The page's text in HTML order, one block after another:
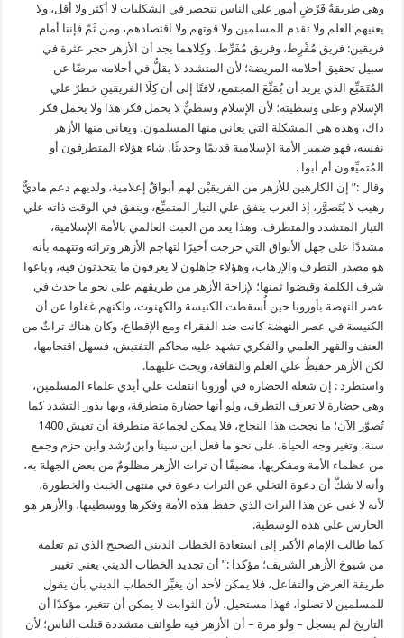
وهي طريقةُ فَرْضِ أمور علي الناس تنحصر في الشكليات لا أكثر ولا أقل، ولا
يعنيهم العلم ولا تقدم المسلمين ولا قوتهم ولا اقتصادهم، ومن ثَمَّ فإننا أمام
فريقين: فريق مُفْرِط، وفريق مُفَرِّط، وكِلاهما يجد أن الأزهر حجر عثرة في
سبيل تحقيق أحلامه المريضة؛ لأن المتشدد لا يقلُّ في أحلامه مرضًا عن
المُتَمَيِّع الذي يريد أن يُمَيِّعَ المجتمع، لافتًا إلى أن كِلَا الفريقينِ خطرٌ علي
الإسلام وعلى وسطيته؛ لأن الإسلام وسطيٌّ لا يحمل فكر هذا ولا يحمل فكر
ذاك، وهذه هي المشكلة التي يعاني منها المسلمون، ويعاني منها الأزهر
نفسه، فهو ضمير الأمة الإسلامية قديمًا وحديثًا، شاء هؤلاء المتطرفون أو
المُتميِّعون أم أبوا .
وقال :” إن الكارهين للأزهر من الفريقيْن لهم أبواقٌ إعلامية، ولديهم دعم ماديٌّ
رهيب لا يُتَصوَّر، إذ الغرب ينفق علي التيار المتميِّع، وينفق في الوقت ذاته علي
التيار المتشدد والمتطرف، وهذا يعد من العبث العالمي بالأمة الإسلامية،
مشددًا على جهل الأبواق التي خرجت أخيرًا لتهاجم الأزهر وتراثه وتتهمه بأنه
هو مصدر التطرف والإرهاب، وهؤلاء جاهلون لا يعرفون ما يتحدثون فيه، وباعوا
شرف الكلمة وقبضوا ثمنها؛ لإزاحة الأزهر من طريقهم على نحو ما حدث في
عصر النهضة بأوروبا حين أُسقطت الكنيسة والكهنوت، ولكنهم غفلوا عن أن
الكنيسة في عصر النهضة كانت ضد الفقراء ومع الإقطاع، وكان هناك تراثٌ من
العنف والقهر العلمي والفكري تشهد عليه محاكم التفتيش، فسهل اقتحامها،
لكن الأزهر حفيظٌ علي العلم والثقافة، ويحث عليهما.
واستطرد : إن شعلة الحضارة في أوروبا انتقلت علي أيدي علماء المسلمين،
وهي حضارة لا تعرف التطرف، ولو أنها حضارة متطرفة، وبها بذور التشدد كما
تُصوَّر الآن؛ ما نجحت هذا النجاح، فلا يمكن لجماعة متطرفة أن تعيش 1400
سنة، وتغير وجه الحياة، على نحو ما فعل ابن سينا وابن رُشد وابن حزم وجمع
من عظماء الأمة ومفكريها، مضيفًا أن تراث الأزهر مظلومٌ من بعض الجهلة به،
وأنه لا شكَّ أن دعوة التخلي عن التراث دعوة في منتهى الخبث والخطورة،
لأنه لا غنى عن هذا التراث الذي حفظ هذه الأمة وفكرها ووسطيتها، والأزهر هو
الحارس على هذه الوسطية.
كما طالب الإمام الأكبر إلى استعادة الخطاب الديني الصحيح الذي تم تعلمه
من شيوخ الأزهر الشريف؛ مؤكدا :” أن تجديد الخطاب الديني يعني تغيير
طريقة العرض والتفاعل، فلا يمكن لأحد أن يغيِّر الخطاب الديني بأن يقول
للمسلمين لا تصلوا، فهذا مستحيل، لأن الثوابت لا يمكن أن تتغير، مؤكدًا أن
التاريخ لم يسجل – ولو مرة – أن الأزهر فيه طوائف متشددة قتلت الناس؛ لأن